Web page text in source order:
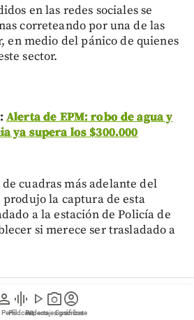
Perfil
graphic_eq
Pódcast
play_arrow
Videos
photo_camera
Reportajes gráficos
account_circle
Suscríbete
en las redes sociales se
correteando por una de las
en medio del pánico de quienes
sector.
Alerta de EPM: robo de agua y
ya supera los $300.000
cuadras más adelante del
la captura de esta
a la estación de Policía de
si merece ser trasladado a